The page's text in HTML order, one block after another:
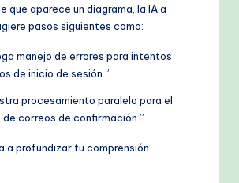
que aparece un diagrama, la IA a
pasos siguientes como:
manejo de errores para intentos
de inicio de sesión.”
procesamiento paralelo para el
de correos de confirmación.”
a profundizar tu comprensión.